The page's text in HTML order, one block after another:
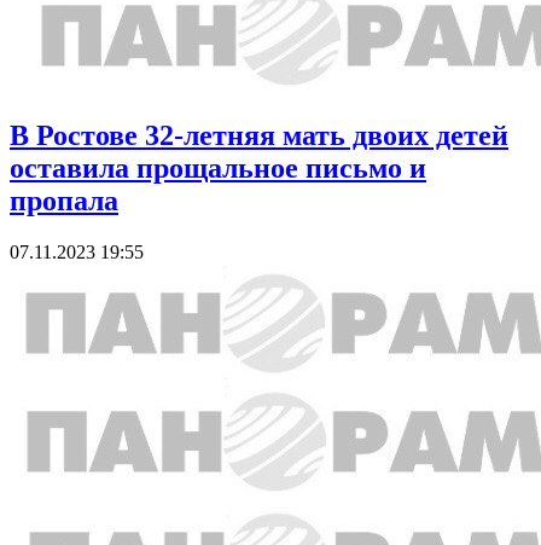
В Ростове 32-летняя мать двоих детей
оставила прощальное письмо и
пропала
07.11.2023 19:55